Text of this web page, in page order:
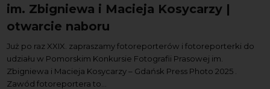
im. Zbigniewa i Macieja Kosycarzy |
otwarcie naboru
Już po raz XXIX. zapraszamy fotoreporterów i fotoreporterki do
udziału w Pomorskim Konkursie Fotografii Prasowej im.
Zbigniewa i Macieja Kosycarzy – Gdańsk Press Photo 2025 .
Zawód fotoreportera to...